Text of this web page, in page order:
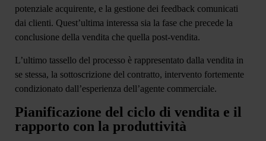
potenziale acquirente, e la gestione dei feedback comunicati
dai clienti. Quest’ultima interessa sia la fase che precede la
conclusione della vendita che quella post-vendita.
L’ultimo tassello del processo è rappresentato dalla vendita in
se stessa, la sottoscrizione del contratto, intervento fortemente
condizionato dall’esperienza dell’agente commerciale.
Pianificazione del ciclo di vendita e il
rapporto con la produttività